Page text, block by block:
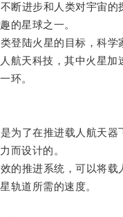
进步和人类对宇宙的
的星球之一。
陆火星的目标，科学
航天科技，其中火星加
环。
了在推进载人航天器
而设计的。
推进系统，可以将载
轨道所需的速度。